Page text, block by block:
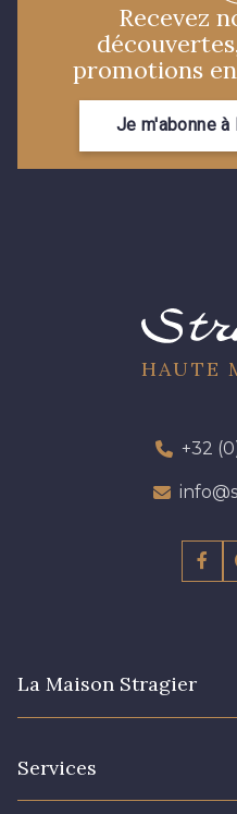
Recevez
promotions
Je m'abonne
HAUTE
+32
La Maison Stragier
Services